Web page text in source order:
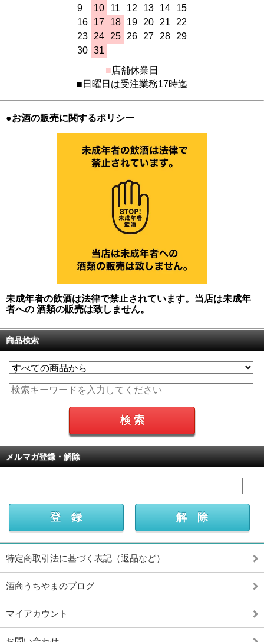
9
10 11 12 13 14
15
16
17 18 19 20 21
22
23
24 25 26 27 28
29
30 31
■店舗休業日
■日曜日は受注業務17時迄
●お酒の販売に関するポリシー
未成年者の飲酒は法律で禁止されています。当店は未成年
者への 酒類の販売は致しません。
商品検索
メルマガ登録・解除
特定商取引法に基づく表記（返品など）
酒商うちやまのブログ
マイアカウント